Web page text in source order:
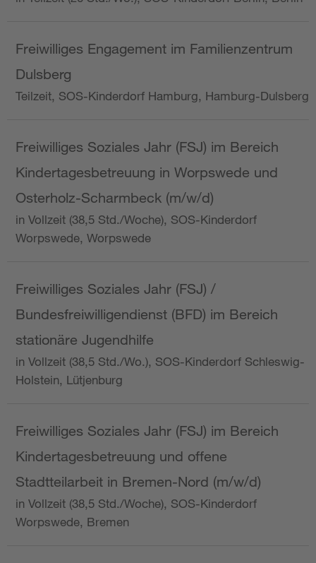
Freiwilliges Engagement im Familienzentrum
Dulsberg
Teilzeit, SOS-Kinderdorf Hamburg, Hamburg-Dulsberg
Freiwilliges Soziales Jahr (FSJ) im Bereich
Kindertagesbetreuung in Worpswede und
Osterholz-Scharmbeck (m/w/d)
in Vollzeit (38,5 Std./Woche), SOS-Kinderdorf
Worpswede, Worpswede
Freiwilliges Soziales Jahr (FSJ) /
Bundesfreiwilligendienst (BFD) im Bereich
stationäre Jugendhilfe
in Vollzeit (38,5 Std./Wo.), SOS-Kinderdorf Schleswig-
Holstein, Lütjenburg
Freiwilliges Soziales Jahr (FSJ) im Bereich
Kindertagesbetreuung und offene
Stadtteilarbeit in Bremen-Nord (m/w/d)
in Vollzeit (38,5 Std./Woche), SOS-Kinderdorf
Worpswede, Bremen